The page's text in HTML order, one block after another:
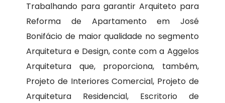
Trabalhando para garantir Arquiteto para
Reforma de Apartamento em José
Bonifácio de maior qualidade no segmento
Arquitetura e Design, conte com a Aggelos
Arquitetura que, proporciona, também,
Projeto de Interiores Comercial, Projeto de
Arquitetura Residencial, Escritorio de